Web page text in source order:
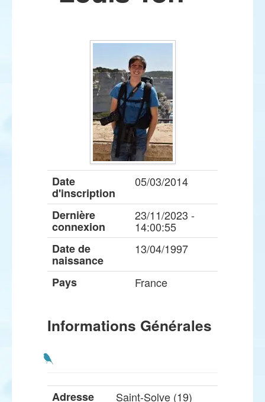
Date
d'inscription
05/03/2014
Dernière
connexion
23/11/2023 -
14:00:55
Date de
naissance
13/04/1997
Pays France
Informations Générales
Adresse Saint-Solve (19)